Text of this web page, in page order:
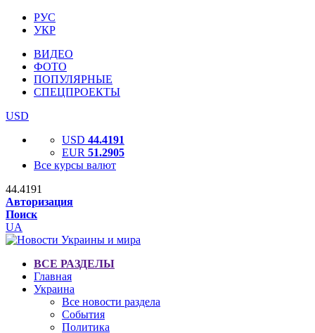
РУС
УКР
ВИДЕО
ФОТО
ПОПУЛЯРНЫЕ
СПЕЦПРОЕКТЫ
USD
USD 44.4191
EUR 51.2905
Все курсы валют
44.4191
Авторизация
Поиск
UA
ВСЕ РАЗДЕЛЫ
Главная
Украина
Все новости раздела
События
Политика